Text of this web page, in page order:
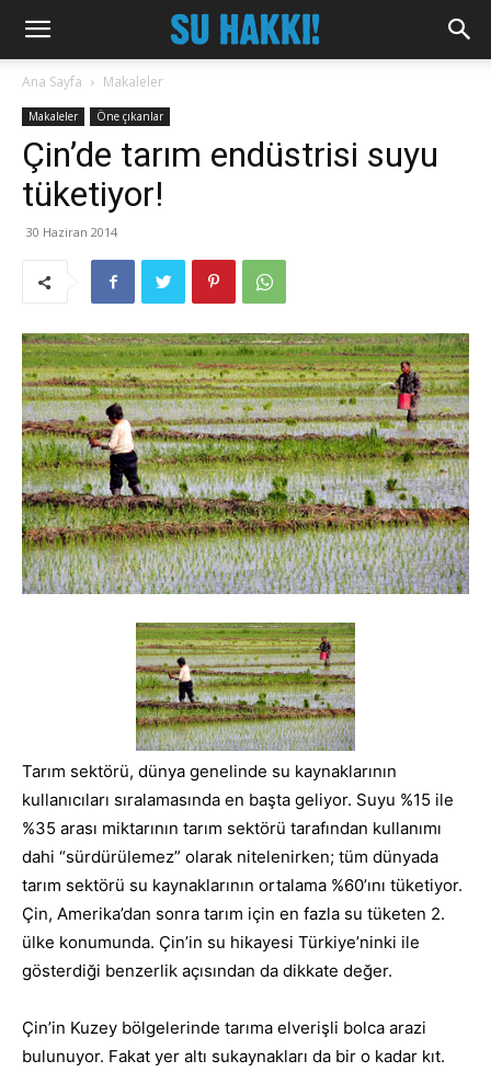
Ana Sayfa Makaleler
Makaleler Öne çıkanlar
Çin’de tarım endüstrisi suyu
tüketiyor!
30 Haziran 2014
Tarım sektörü, dünya genelinde su kaynaklarının
kullanıcıları sıralamasında en başta geliyor. Suyu %15 ile
%35 arası miktarının tarım sektörü tarafından kullanımı
dahi “sürdürülemez” olarak nitelenirken; tüm dünyada
tarım sektörü su kaynaklarının ortalama %60’ını tüketiyor.
Çin, Amerika’dan sonra tarım için en fazla su tüketen 2.
ülke konumunda. Çin’in su hikayesi Türkiye’ninki ile
gösterdiği benzerlik açısından da dikkate değer.
Çin’in Kuzey bölgelerinde tarıma elverişli bolca arazi
bulunuyor. Fakat yer altı sukaynakları da bir o kadar kıt.